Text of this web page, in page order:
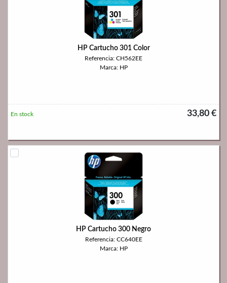
HP Cartucho 301 Color
Referencia: CH562EE
Marca: HP
33,80 €
En stock
HP Cartucho 300 Negro
Referencia: CC640EE
Marca: HP